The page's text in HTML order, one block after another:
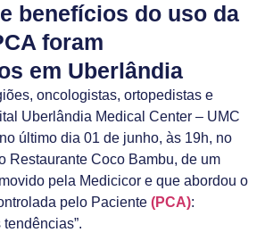
benefícios do uso da
foram
em Uberlândia
oncologistas, ortopedistas e
Uberlândia Medical Center – UMC
último dia 01 de junho, às 19h, no
Restaurante Coco Bambu, de um
pela Medicicor e que abordou o
pelo Paciente (PCA):